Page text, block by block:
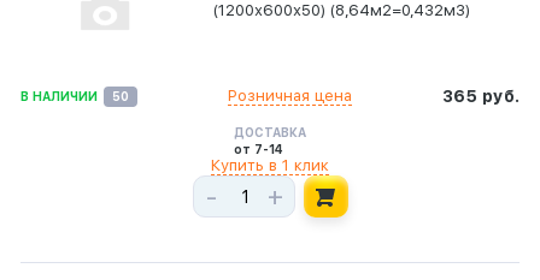
(1200х600х50) (8,64м2=0,432м3)
В НАЛИЧИИ 50 365 руб.
Розничная цена
ДОСТАВКА
от 7-14
- +
Купить в 1 клик